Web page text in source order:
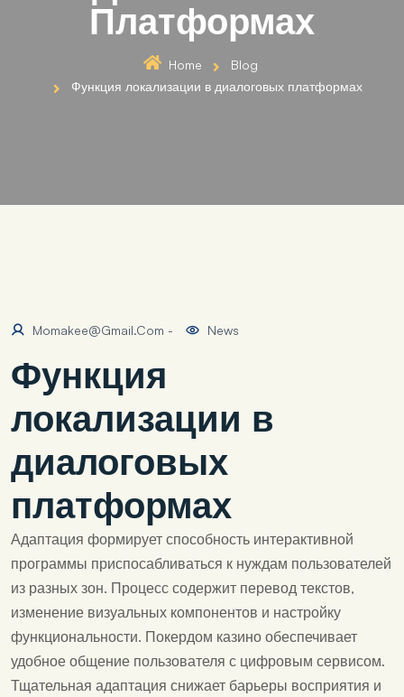
Платформах
Home
Blog
Функция локализации в диалоговых платформах
Momakee@gmail.com - News
Функция
локализации в
диалоговых
платформах
Адаптация формирует способность интерактивной
программы приспосабливаться к нуждам пользователей
из разных зон. Процесс содержит перевод текстов,
изменение визуальных компонентов и настройку
функциональности. Покердом казино обеспечивает
удобное общение пользователя с цифровым сервисом.
Тщательная адаптация снижает барьеры восприятия и